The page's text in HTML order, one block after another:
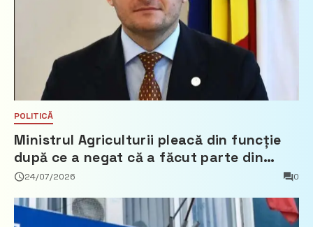
POLITICĂ
Ministrul Agriculturii pleacă din funcție
după ce a negat că a făcut parte din
Partidul Democrat
24/07/2026 0